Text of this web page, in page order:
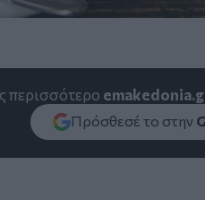
περισσότερο
Πρόσθεσέ το στην